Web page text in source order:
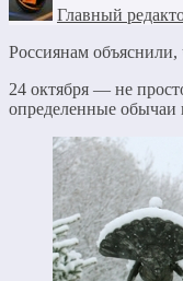
Главный
Россиянам объяснили,
24 октября — не
определенные обычаи